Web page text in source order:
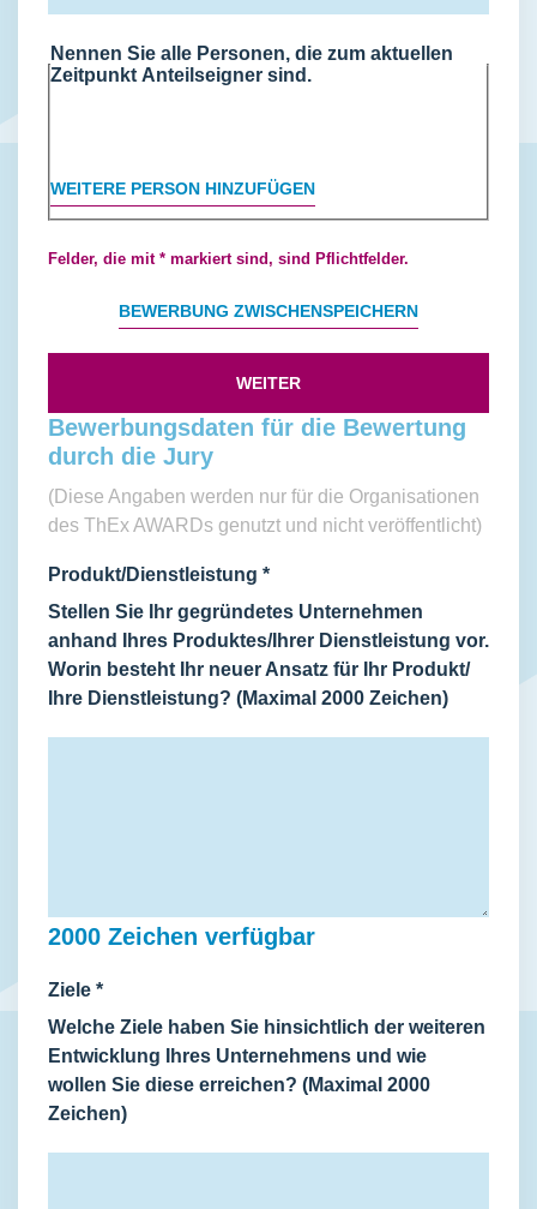
Nennen Sie alle Personen, die zum aktuellen
Zeitpunkt Anteilseigner sind.
WEITERE PERSON HINZUFÜGEN
Felder, die mit * markiert sind, sind Pflichtfelder.
WEITER
BEWERBUNG ZWISCHENSPEICHERN
Bewerbungsdaten für die Bewertung
durch die Jury
(Diese Angaben werden nur für die Organisationen
des ThEx AWARDs genutzt und nicht veröffentlicht)
Produkt/Dienstleistung *
Stellen Sie Ihr gegründetes Unternehmen
anhand Ihres Produktes/Ihrer Dienstleistung vor.
Worin besteht Ihr neuer Ansatz für Ihr Produkt/
Ihre Dienstleistung? (Maximal 2000 Zeichen)
2000 Zeichen verfügbar
Ziele *
Welche Ziele haben Sie hinsichtlich der weiteren
Entwicklung Ihres Unternehmens und wie
wollen Sie diese erreichen? (Maximal 2000
Zeichen)